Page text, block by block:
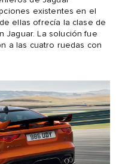
existentes en el
ellas ofrecía la clase de
Jaguar. La solución fue
a las cuatro ruedas con